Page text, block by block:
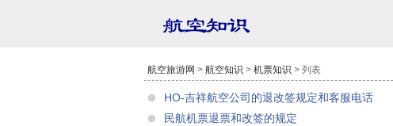
航空旅游网 > 航空知识 > 机票知识 > 列表
HO-吉祥航空公司的退改签规定和客服电话
民航机票退票和改签的规定